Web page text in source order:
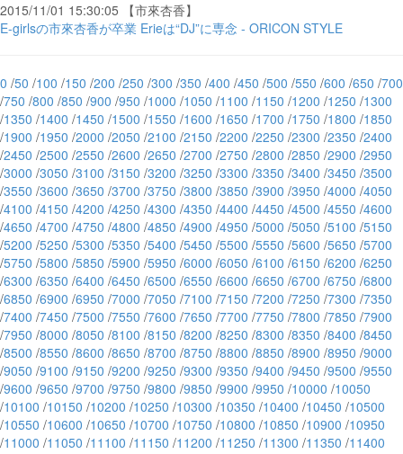
2015/11/01 15:30:05 【市來杏香】
E-girlsの市來杏香が卒業 Erieは“DJ”に専念 - ORICON STYLE
0 /50 /100 /150 /200 /250 /300 /350 /400 /450 /500 /550 /600 /650 /700
/750 /800 /850 /900 /950 /1000 /1050 /1100 /1150 /1200 /1250 /1300
/1350 /1400 /1450 /1500 /1550 /1600 /1650 /1700 /1750 /1800 /1850
/1900 /1950 /2000 /2050 /2100 /2150 /2200 /2250 /2300 /2350 /2400
/2450 /2500 /2550 /2600 /2650 /2700 /2750 /2800 /2850 /2900 /2950
/3000 /3050 /3100 /3150 /3200 /3250 /3300 /3350 /3400 /3450 /3500
/3550 /3600 /3650 /3700 /3750 /3800 /3850 /3900 /3950 /4000 /4050
/4100 /4150 /4200 /4250 /4300 /4350 /4400 /4450 /4500 /4550 /4600
/4650 /4700 /4750 /4800 /4850 /4900 /4950 /5000 /5050 /5100 /5150
/5200 /5250 /5300 /5350 /5400 /5450 /5500 /5550 /5600 /5650 /5700
/5750 /5800 /5850 /5900 /5950 /6000 /6050 /6100 /6150 /6200 /6250
/6300 /6350 /6400 /6450 /6500 /6550 /6600 /6650 /6700 /6750 /6800
/6850 /6900 /6950 /7000 /7050 /7100 /7150 /7200 /7250 /7300 /7350
/7400 /7450 /7500 /7550 /7600 /7650 /7700 /7750 /7800 /7850 /7900
/7950 /8000 /8050 /8100 /8150 /8200 /8250 /8300 /8350 /8400 /8450
/8500 /8550 /8600 /8650 /8700 /8750 /8800 /8850 /8900 /8950 /9000
/9050 /9100 /9150 /9200 /9250 /9300 /9350 /9400 /9450 /9500 /9550
/9600 /9650 /9700 /9750 /9800 /9850 /9900 /9950 /10000 /10050
/10100 /10150 /10200 /10250 /10300 /10350 /10400 /10450 /10500
/10550 /10600 /10650 /10700 /10750 /10800 /10850 /10900 /10950
/11000 /11050 /11100 /11150 /11200 /11250 /11300 /11350 /11400